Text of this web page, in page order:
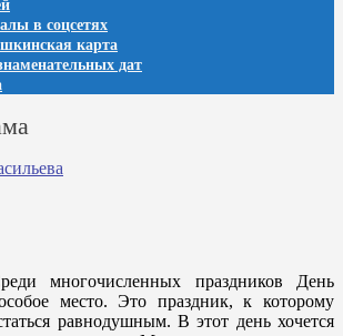
в соцсетях
карта
дат
многочисленных праздников День
место. Это праздник, к которому
равнодушным. В этот день хочется